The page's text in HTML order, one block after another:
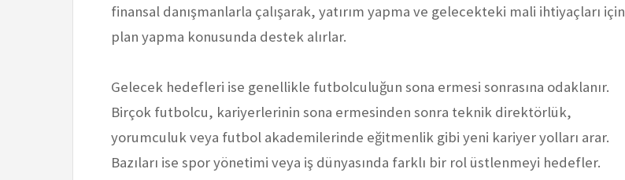
finansal danışmanlarla çalışarak, yatırım yapma ve gelecekteki mali ihtiyaçları için
plan yapma konusunda destek alırlar.
Gelecek hedefleri ise genellikle futbolculuğun sona ermesi sonrasına odaklanır.
Birçok futbolcu, kariyerlerinin sona ermesinden sonra teknik direktörlük,
yorumculuk veya futbol akademilerinde eğitmenlik gibi yeni kariyer yolları arar.
Bazıları ise spor yönetimi veya iş dünyasında farklı bir rol üstlenmeyi hedefler.